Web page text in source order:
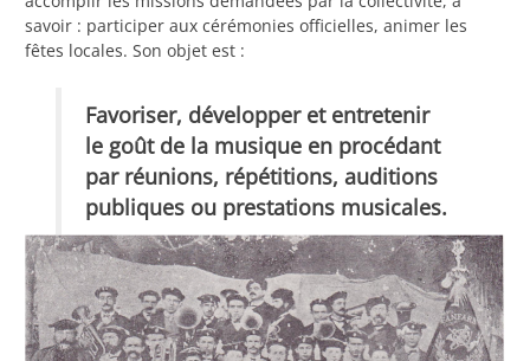
savoir : participer aux cérémonies officielles, animer les
fêtes locales. Son objet est :
Favoriser, développer et entretenir
le goût de la musique en procédant
par réunions, répétitions, auditions
publiques ou prestations musicales.